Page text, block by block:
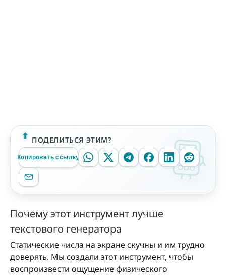
ПОДЕЛИТЬСЯ ЭТИМ?
Копировать ссылку
Почему этот инструмент лучше
текстового генератора
Статические числа на экране скучны и им трудно
доверять. Мы создали этот инструмент, чтобы
воспроизвести ощущение физического